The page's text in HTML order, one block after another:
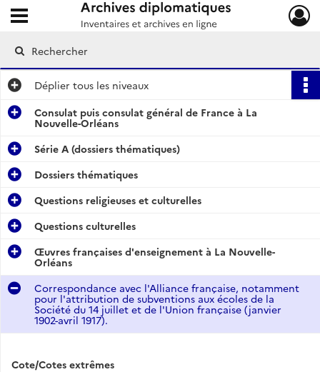
Archives diplomatiques
Ouvrir le menu déroulant
Déplier tous les niveaux
Consulat puis consulat général de France à La
Nouvelle-Orléans
Série A (dossiers thématiques)
Dossiers thématiques
Questions religieuses et culturelles
Questions culturelles
Œuvres françaises d'enseignement à La Nouvelle-
Orléans
Correspondance avec l'Alliance française, notamment
pour l'attribution de subventions aux écoles de la
Société du 14 juillet et de l'Union française (janvier
1902-avril 1917).
Cote/Cotes extrêmes